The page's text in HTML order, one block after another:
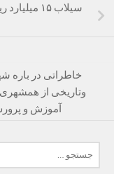
سیلاب ۱۵
خاطراتی در باره
وتاریخی از همشهری
آموزش و پرورش (بخش ۲
برای: